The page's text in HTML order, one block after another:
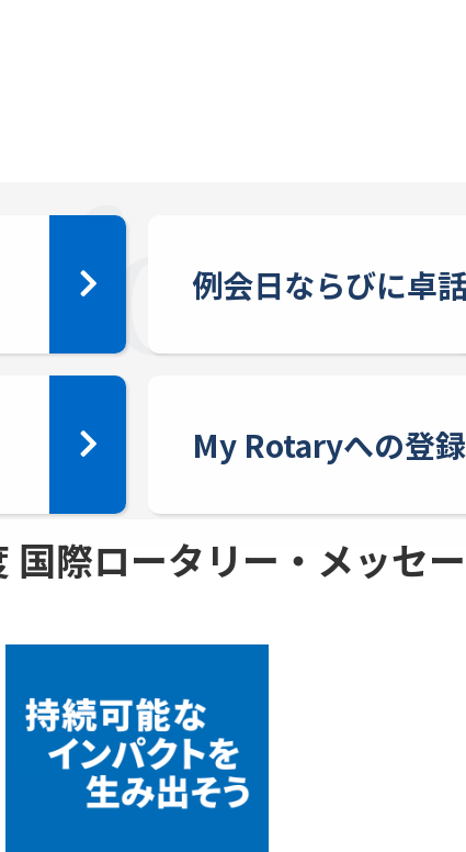
例会日ならびに卓
My Rotaryへの登
国際ロータリー・メッセ